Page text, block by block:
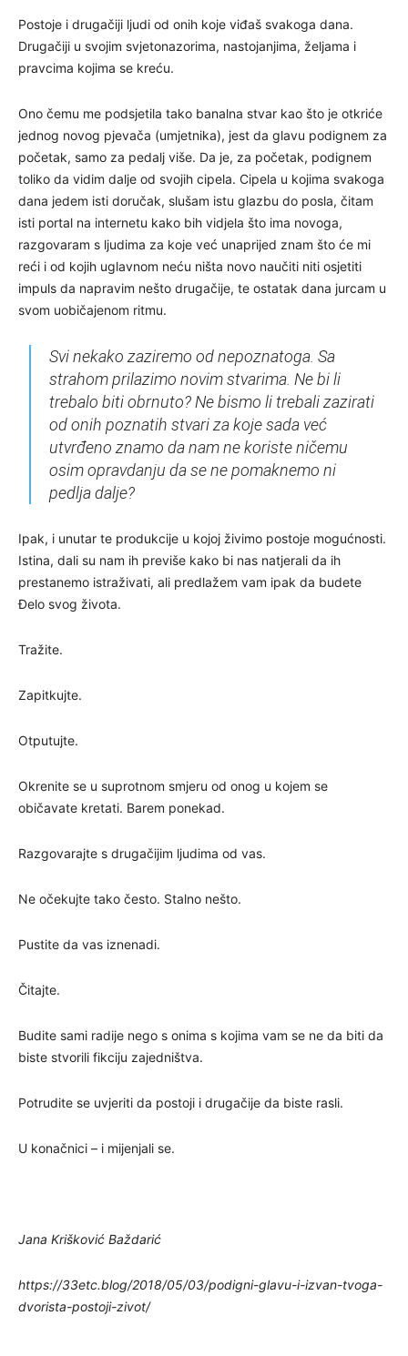
Postoje i drugačiji ljudi od onih koje viđaš svakoga dana.
Drugačiji u svojim svjetonazorima, nastojanjima, željama i
pravcima kojima se kreću.
Ono čemu me podsjetila tako banalna stvar kao što je otkriće
jednog novog pjevača (umjetnika), jest da glavu podignem za
početak, samo za pedalj više. Da je, za početak, podignem
toliko da vidim dalje od svojih cipela. Cipela u kojima svakoga
dana jedem isti doručak, slušam istu glazbu do posla, čitam
isti portal na internetu kako bih vidjela što ima novoga,
razgovaram s ljudima za koje već unaprijed znam što će mi
reći i od kojih uglavnom neću ništa novo naučiti niti osjetiti
impuls da napravim nešto drugačije, te ostatak dana jurcam u
svom uobičajenom ritmu.
Svi nekako zaziremo od nepoznatoga. Sa
strahom prilazimo novim stvarima. Ne bi li
trebalo biti obrnuto? Ne bismo li trebali zazirati
od onih poznatih stvari za koje sada već
utvrđeno znamo da nam ne koriste ničemu
osim opravdanju da se ne pomaknemo ni
pedlja dalje?
Ipak, i unutar te produkcije u kojoj živimo postoje mogućnosti.
Istina, dali su nam ih previše kako bi nas natjerali da ih
prestanemo istraživati, ali predlažem vam ipak da budete
Đelo svog života.
Tražite.
Zapitkujte.
Otputujte.
Okrenite se u suprotnom smjeru od onog u kojem se
običavate kretati. Barem ponekad.
Razgovarajte s drugačijim ljudima od vas.
Ne očekujte tako često. Stalno nešto.
Pustite da vas iznenadi.
Čitajte.
Budite sami radije nego s onima s kojima vam se ne da biti da
biste stvorili fikciju zajedništva.
Potrudite se uvjeriti da postoji i drugačije da biste rasli.
U konačnici – i mijenjali se.
Jana Krišković Baždarić
https://33etc.blog/2018/05/03/podigni-glavu-i-izvan-tvoga-
dvorista-postoji-zivot/